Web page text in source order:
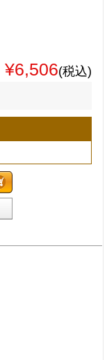
¥6,506(税込)